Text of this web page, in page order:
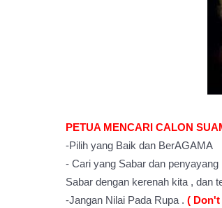
PETUA MENCARI CALON
-Pilih yang Baik dan BerAGAMA
- Cari yang Sabar dan penyayang
Sabar dengan kerenah kita , dan
-Jangan Nilai Pada Rupa . ( Don't